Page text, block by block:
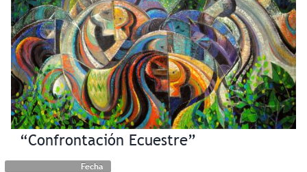
“Confrontación Ecuestre”
Fecha